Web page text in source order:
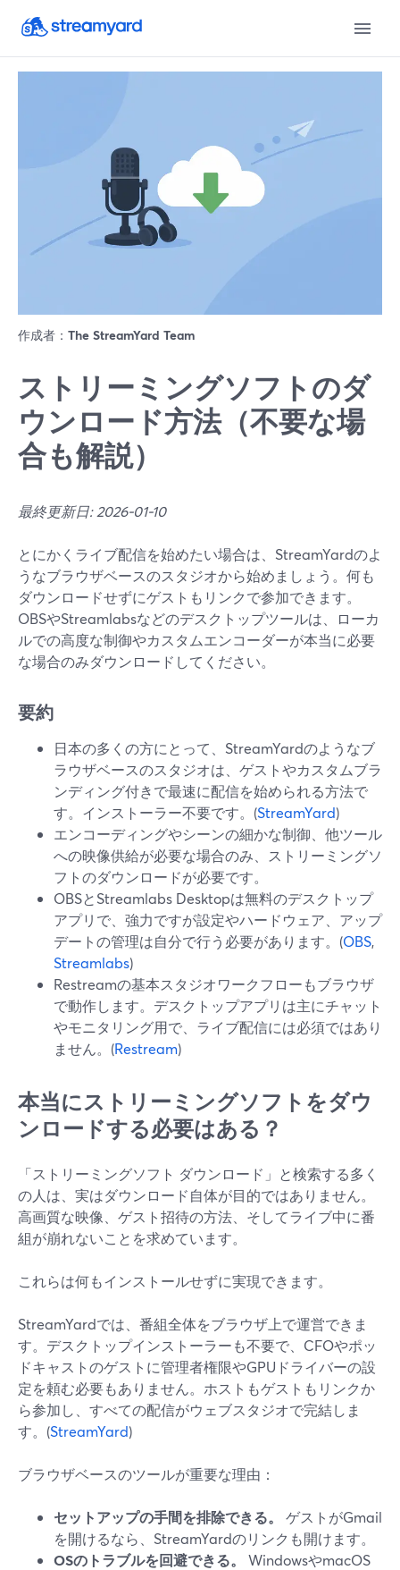
作成者： The StreamYard Team
ストリーミングソフトのダ
ウンロード方法（不要な場
合も解説）
最終更新日: 2026-01-10
とにかくライブ配信を始めたい場合は、StreamYardのよ
うなブラウザベースのスタジオから始めましょう。何も
ダウンロードせずにゲストもリンクで参加できます。
OBSやStreamlabsなどのデスクトップツールは、ローカ
ルでの高度な制御やカスタムエンコーダーが本当に必要
な場合のみダウンロードしてください。
要約
日本の多くの方にとって、StreamYardのようなブ
ラウザベースのスタジオは、ゲストやカスタムブラ
ンディング付きで最速に配信を始められる方法で
す。インストーラー不要です。(StreamYard)
エンコーディングやシーンの細かな制御、他ツール
への映像供給が必要な場合のみ、ストリーミングソ
フトのダウンロードが必要です。
OBSとStreamlabs Desktopは無料のデスクトップ
アプリで、強力ですが設定やハードウェア、アップ
デートの管理は自分で行う必要があります。(OBS,
Streamlabs)
Restreamの基本スタジオワークフローもブラウザ
で動作します。デスクトップアプリは主にチャット
やモニタリング用で、ライブ配信には必須ではあり
ません。(Restream)
本当にストリーミングソフトをダウ
ンロードする必要はある？
「ストリーミングソフト ダウンロード」と検索する多く
の人は、実はダウンロード自体が目的ではありません。
高画質な映像、ゲスト招待の方法、そしてライブ中に番
組が崩れないことを求めています。
これらは何もインストールせずに実現できます。
StreamYardでは、番組全体をブラウザ上で運営できま
す。デスクトップインストーラーも不要で、CFOやポッ
ドキャストのゲストに管理者権限やGPUドライバーの設
定を頼む必要もありません。ホストもゲストもリンクか
ら参加し、すべての配信がウェブスタジオで完結しま
す。(StreamYard)
ブラウザベースのツールが重要な理由：
セットアップの手間を排除できる。
ゲストがGmail
を開けるなら、StreamYardのリンクも開けます。
OSのトラブルを回避できる。
WindowsやmacOS